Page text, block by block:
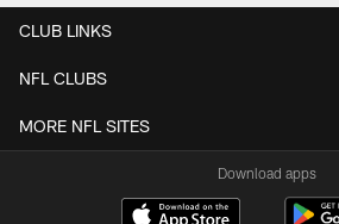
CLUB LINKS
NFL CLUBS
MORE NFL SITES
Download apps